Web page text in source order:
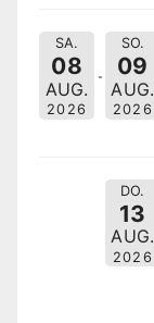
SA.
08
AUG.
2026
SO.
09
AUG.
2026
DO.
13
AUG.
2026